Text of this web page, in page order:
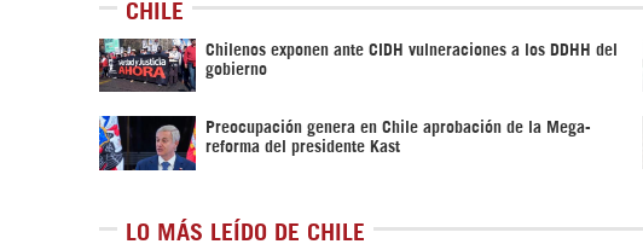
CHILE
Chilenos exponen ante CIDH vulneraciones a los DDHH del
gobierno
Preocupación genera en Chile aprobación de la Mega-
reforma del presidente Kast
LO MÁS LEÍDO DE CHILE